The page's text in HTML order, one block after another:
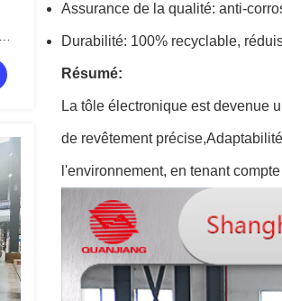
Assurance de la qualité: anti-
Durabilité: 100% recyclable,
Résumé:
La tôle électronique est devenue
de revêtement
l'environnement, en tenant